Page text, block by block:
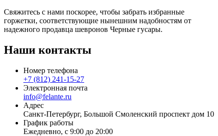
Свяжитесь с нами поскорее, чтобы забрать избранные
горжетки, соответствующие нынешним надобностям от
надежного продавца шевронов Черные гусары.
Наши контакты
Номер телефона
+7 (812) 241-15-27
Электронная почта
info@felante.ru
Адрес
Санкт-Петербург, Большой Смоленский проспект дом 10
График работы
Ежедневно, с 9:00 до 20:00